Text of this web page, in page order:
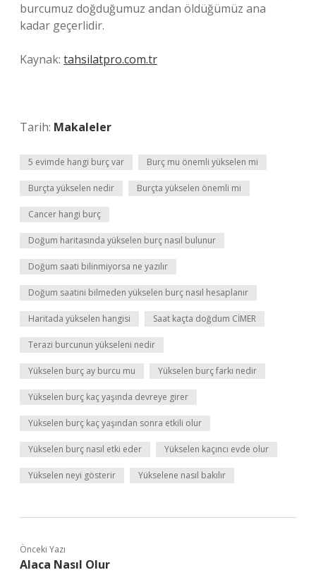
burcumuz doğduğumuz andan öldüğümüz ana
kadar geçerlidir.
Kaynak: tahsilatpro.com.tr
Tarih: Makaleler
5 evimde hangi burç var Burç mu önemli yükselen mi
Burçta yükselen nedir Burçta yükselen önemli mi
Cancer hangi burç
Doğum haritasında yükselen burç nasıl bulunur
Doğum saati bilinmiyorsa ne yazılır
Doğum saatini bilmeden yükselen burç nasıl hesaplanır
Haritada yükselen hangisi Saat kaçta doğdum CİMER
Terazi burcunun yükseleni nedir
Yükselen burç ay burcu mu Yükselen burç farkı nedir
Yükselen burç kaç yaşında devreye girer
Yükselen burç kaç yaşından sonra etkili olur
Yükselen burç nasıl etki eder Yükselen kaçıncı evde olur
Yükselen neyi gösterir Yükselene nasıl bakılır
Önceki Yazı
Alaca Nasıl Olur